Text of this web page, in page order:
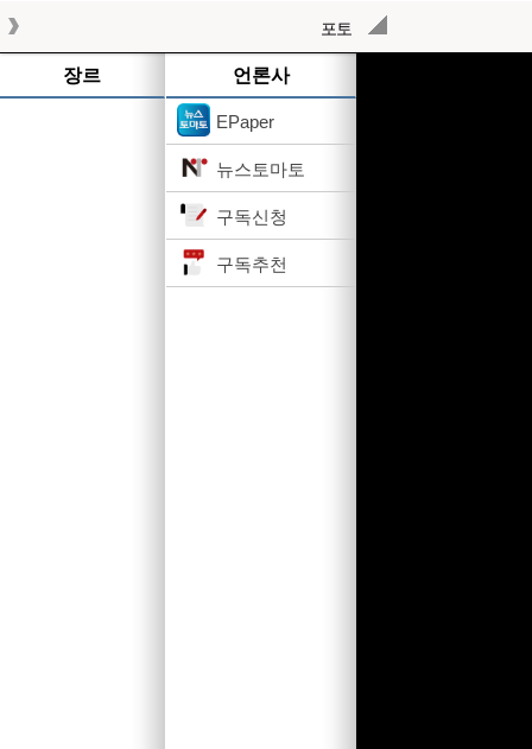
포토
장르 언론사
EPaper
뉴스토마토
구독신청
구독추천
작성된 기사가 없습니다.